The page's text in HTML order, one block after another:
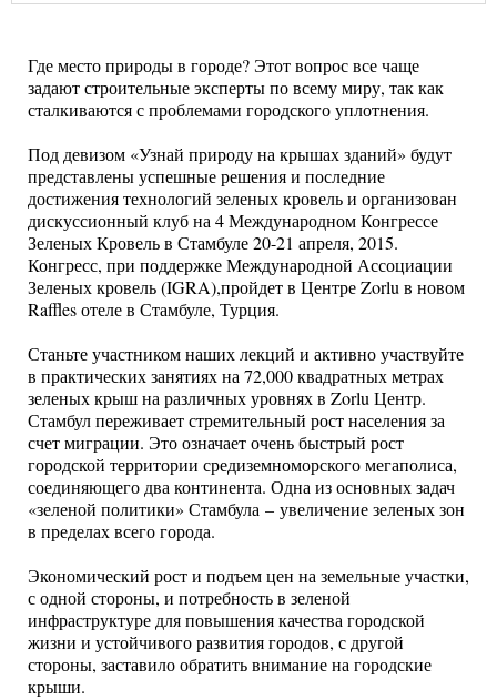
Где место природы в городе? Этот вопрос все чаще
задают строительные эксперты по всему миру, так как
сталкиваются с проблемами городского уплотнения.
Под девизом «Узнай природу на крышах зданий» будут
представлены успешные решения и последние
достижения технологий зеленых кровель и организован
дискуссионный клуб на 4 Международном Конгрессе
Зеленых Кровель в Стамбуле 20-21 апреля, 2015.
Конгресс, при поддержке Международной Ассоциации
Зеленых кровель (IGRA),пройдет в Центре Zorlu в новом
Raffles отеле в Стамбуле, Турция.
Станьте участником наших лекций и активно участвуйте
в практических занятиях на 72,000 квадратных метрах
зеленых крыш на различных уровнях в Zorlu Центр.
Стамбул переживает стремительный рост населения за
счет миграции. Это означает очень быстрый рост
городской территории средиземноморского мегаполиса,
соединяющего два континента. Одна из основных задач
«зеленой политики» Стамбула – увеличение зеленых зон
в пределах всего города.
Экономический рост и подъем цен на земельные участки,
с одной стороны, и потребность в зеленой
инфраструктуре для повышения качества городской
жизни и устойчивого развития городов, с другой
стороны, заставило обратить внимание на городские
крыши.